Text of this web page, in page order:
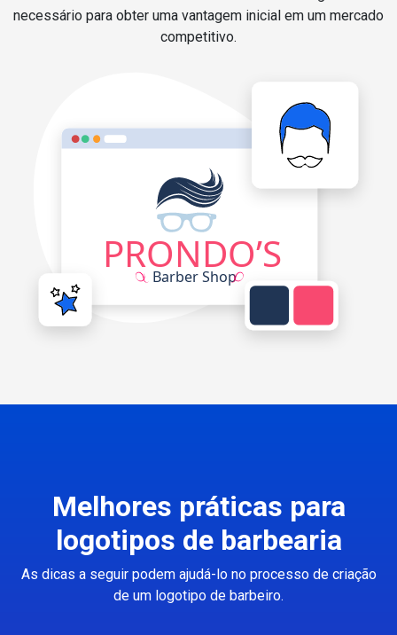
necessário para obter uma vantagem inicial em um mercado
competitivo.
Melhores práticas para
logotipos de barbearia
As dicas a seguir podem ajudá-lo no processo de criação
de um logotipo de barbeiro.